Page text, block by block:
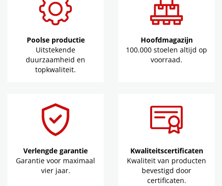
Poolse productie
Uitstekende
duurzaamheid en
topkwaliteit.
Hoofdmagazijn
100.000 stoelen altijd op
voorraad.
Verlengde garantie
Garantie voor maximaal
vier jaar.
Kwaliteitscertificaten
Kwaliteit van producten
bevestigd door
certificaten.